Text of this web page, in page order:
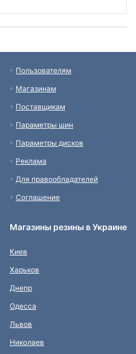
Пользователям
Магазинам
Поставщикам
Параметры шин
Параметры дисков
Реклама
Для правообладателей
Соглашение
Магазины резины в Украине
Киев
Харьков
Днепр
Одесса
Львов
Николаев